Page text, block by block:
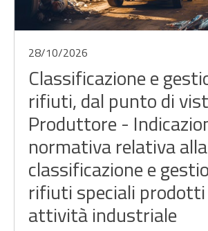
28/10/2026
Classificazione e
rifiuti, dal punto di
Produttore -
normativa relativa alla
classificazione e
rifiuti speciali
attività industriale